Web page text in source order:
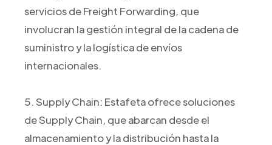
servicios de Freight Forwarding, que
involucran la gestión integral de la cadena de
suministro y la logística de envíos
internacionales.
5. Supply Chain: Estafeta ofrece soluciones
de Supply Chain, que abarcan desde el
almacenamiento y la distribución hasta la